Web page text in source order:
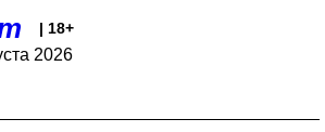
| 18+
2026